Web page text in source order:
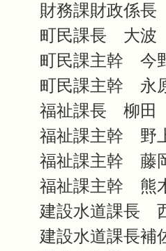
財務課財政係
町民課長 大
町民課主幹
町民課主幹
福祉課長 柳
福祉課主幹
福祉課主幹
福祉課主幹
建設水道課長
建設水道課長